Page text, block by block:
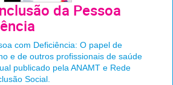
da Pessoa
com Deficiência: O papel de
e de outros profissionais de saúde
publicado pela ANAMT e Rede
Social.